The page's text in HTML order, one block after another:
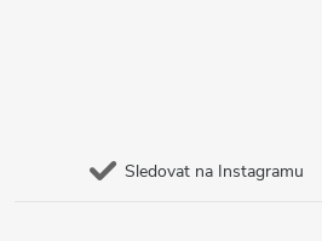
Sledovat na Instagramu